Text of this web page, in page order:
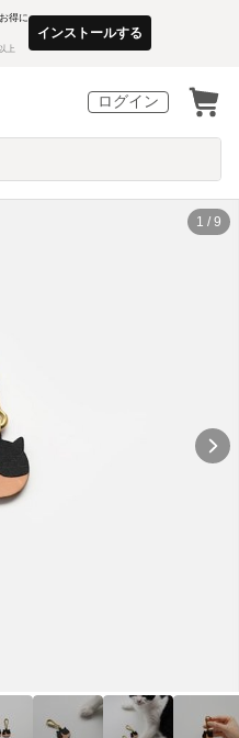
得に
上
インストールする
ログイン
1 / 9